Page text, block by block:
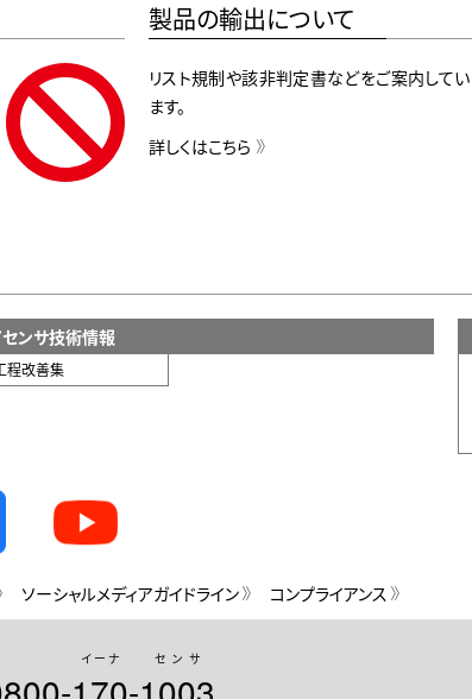
製品の輸出について
リスト規制や該非判定書などをご案内してい
ます。
詳しくはこちら
センサ技術情報
程改善集
ソーシャルメディアガイドライン コンプライアンス
イーナ センサ